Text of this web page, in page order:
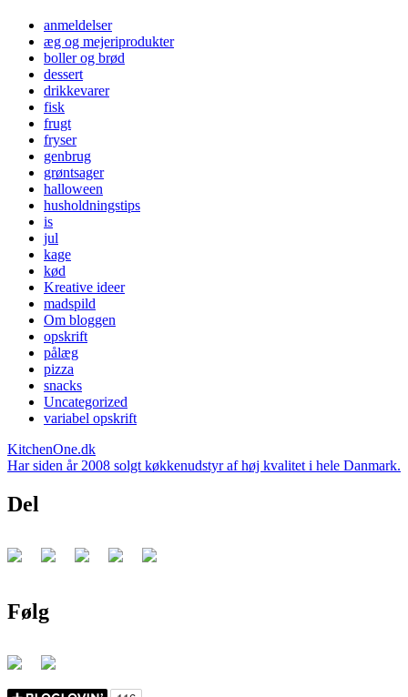
anmeldelser
æg og mejeriprodukter
boller og brød
dessert
drikkevarer
fisk
frugt
fryser
genbrug
grøntsager
halloween
husholdningstips
is
jul
kage
kød
Kreative ideer
madspild
Om bloggen
opskrift
pålæg
pizza
snacks
Uncategorized
variabel opskrift
KitchenOne.dk
Har siden år 2008 solgt køkkenudstyr af høj kvalitet i hele Danmark.
Del
Følg